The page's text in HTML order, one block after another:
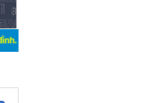
ký gửi, cho thuê thiết bị hệ